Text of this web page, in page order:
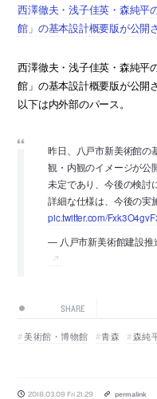
西澤徹夫・浅子佳英・森純平
館」の基本設計概要版が公開
西澤徹夫・浅子佳英・森純平
館」の基本設計概要版が公開
以下は内外部のパース。
昨日、八戸市新美術館の
観・内観のイメージが公
未定であり、今後の検討
詳細な仕様は、今後の実
pic.twitter.com/
— 八戸市新美術館建設
SHARE
美術館・博物館 青森 森純
2018.03.09 Fri 21:29 permalink